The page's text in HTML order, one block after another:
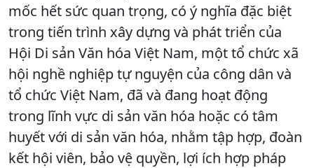
mốc hết sức quan trọng, có ý nghĩa đặc biệt
trong tiến trình xây dựng và phát triển của
Hội Di sản Văn hóa Việt Nam, một tổ chức xã
hội nghề nghiệp tự nguyện của công dân và
tổ chức Việt Nam, đã và đang hoạt động
trong lĩnh vực di sản văn hóa hoặc có tâm
huyết với di sản văn hóa, nhằm tập hợp, đoàn
kết hội viên, bảo vệ quyền, lợi ích hợp pháp